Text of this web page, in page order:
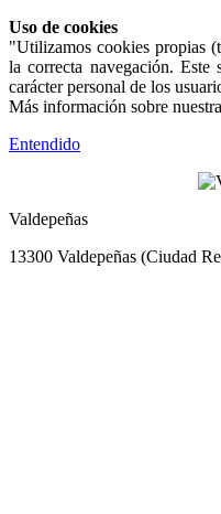
Uso de cookies
"Utilizamos cookies propias
la correcta navegación.
carácter personal de los
Más información sobre nuestra
Entendido
Valdepeñas
13300 Valdepeñas (Ciudad